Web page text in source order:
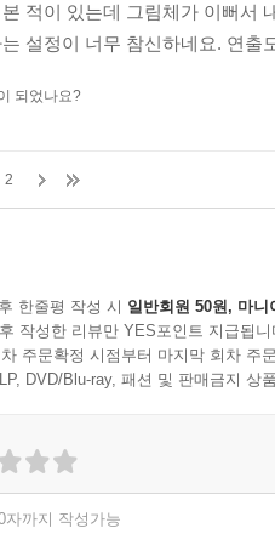
적이 있는데 그림체가 이뻐서
설정이 너무 참신하네요. 연
되었나요?
2
한줄평 작성 시 일반회원 50원, 마니
작성한 리뷰만 YES포인트 지급됩니
주문확정 시점부터 마지막 회차 주
DVD/Blu-ray, 패션 및 판매금지 상
자까지 작성가능